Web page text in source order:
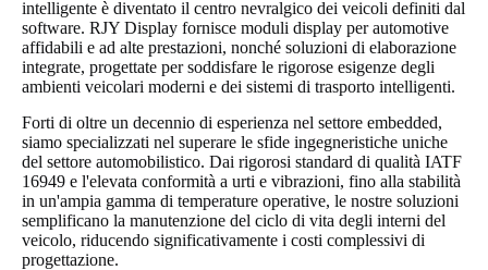
intelligente è diventato il centro nevralgico dei veicoli definiti dal
software. RJY Display fornisce moduli display per automotive
affidabili e ad alte prestazioni, nonché soluzioni di elaborazione
integrate, progettate per soddisfare le rigorose esigenze degli
ambienti veicolari moderni e dei sistemi di trasporto intelligenti.
Forti di oltre un decennio di esperienza nel settore embedded,
siamo specializzati nel superare le sfide ingegneristiche uniche
del settore automobilistico. Dai rigorosi standard di qualità IATF
16949 e l'elevata conformità a urti e vibrazioni, fino alla stabilità
in un'ampia gamma di temperature operative, le nostre soluzioni
semplificano la manutenzione del ciclo di vita degli interni del
veicolo, riducendo significativamente i costi complessivi di
progettazione.